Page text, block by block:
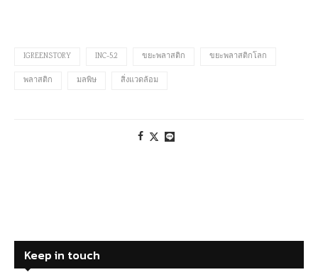
IGREENSTORY INC-5.2 ขยะพลาสติก ขยะพลาสติกโลก
พลาสติก มลพิษ สิ่งแวดล้อม
Keep in touch